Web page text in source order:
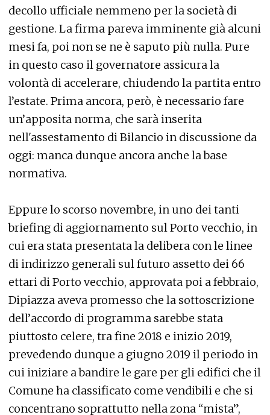
decollo ufficiale nemmeno per la società di
gestione. La firma pareva imminente già alcuni
mesi fa, poi non se ne è saputo più nulla. Pure
in questo caso il governatore assicura la
volontà di accelerare, chiudendo la partita entro
l’estate. Prima ancora, però, è necessario fare
un’apposita norma, che sarà inserita
nell'assestamento di Bilancio in discussione da
oggi: manca dunque ancora anche la base
normativa.
Eppure lo scorso novembre, in uno dei tanti
briefing di aggiornamento sul Porto vecchio, in
cui era stata presentata la delibera con le linee
di indirizzo generali sul futuro assetto dei 66
ettari di Porto vecchio, approvata poi a febbraio,
Dipiazza aveva promesso che la sottoscrizione
dell’accordo di programma sarebbe stata
piuttosto celere, tra fine 2018 e inizio 2019,
prevedendo dunque a giugno 2019 il periodo in
cui iniziare a bandire le gare per gli edifici che il
Comune ha classificato come vendibili e che si
concentrano soprattutto nella zona “mista”,